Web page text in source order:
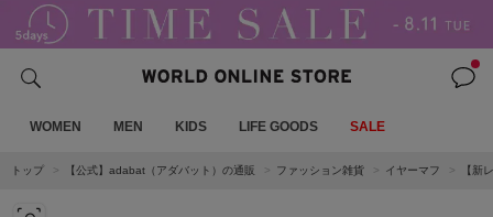
WOMEN MEN KIDS LIFE GOODS SALE
トップ 【公式】adabat（アダバット）の通販 ファッション雑貨 イヤーマフ 【新